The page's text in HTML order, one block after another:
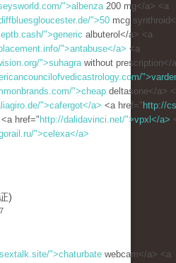
">albenza200 mg</a> <a
">50 mcg
">generic albuterol</a> <a
">antabuse</a> <a
">suhagrawithout prescription</
">cheap deltasone</a>
">cafergot</a> <a href=" http://
href=" http://dalidavinci.net/">vpxl</a>
">celexa</a>
)
">chaturbate webcam</a> <a